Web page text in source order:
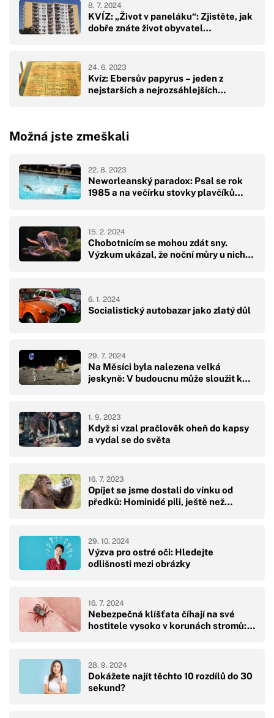
KVÍZ: „Život v paneláku“: Zjistěte, jak
dobře znáte život obyvatel…
8. 7. 2024
Kvíz: Ebersův papyrus – jeden z
nejstarších a nejrozsáhlejších…
24. 6. 2023
Možná jste zmeškali
Neworleanský paradox: Psal se rok
1985 a na večírku stovky plavčíků…
22. 8. 2023
Chobotnicím se mohou zdát sny.
Výzkum ukázal, že noční můry u nich…
15. 2. 2024
Socialistický autobazar jako zlatý důl
6. 1. 2024
Na Měsíci byla nalezena velká
jeskyně: V budoucnu může sloužit k…
29. 7. 2024
Když si vzal pračlověk oheň do kapsy
a vydal se do světa
1. 9. 2023
Opíjet se jsme dostali do vínku od
předků: Hominidé pili, ještě než…
16. 7. 2023
Výzva pro ostré oči: Hledejte
odlišnosti mezi obrázky
29. 10. 2024
Nebezpečná klíšťata číhají na své
hostitele vysoko v korunách stromů:…
16. 7. 2024
Dokážete najít těchto 10 rozdílů do 30
sekund?
28. 9. 2024